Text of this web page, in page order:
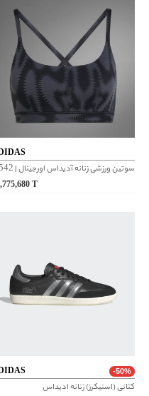
ADIDAS
سوتین ورزشی زنانه آدیداس اورجینال | IR9542
18,775,680
ADIDAS -50%
کتانی (اسنیکرز) زنانه ادیداس